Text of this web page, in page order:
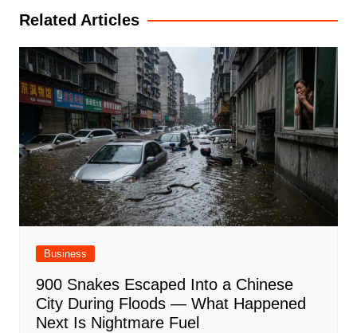
Related Articles
Business
900 Snakes Escaped Into a Chinese
City During Floods — What Happened
Next Is Nightmare Fuel